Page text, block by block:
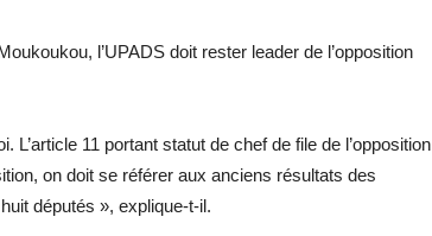
l’UPADS doit rester leader de l’opposition
L’article 11 portant statut de chef de file de l’opposition
on doit se référer aux anciens résultats des
députés », explique-t-il.